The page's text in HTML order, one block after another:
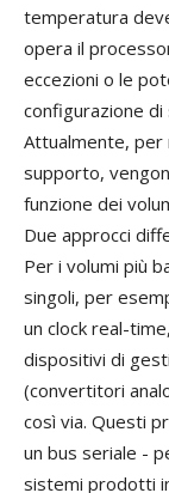
temperatura
opera il
eccezioni o le
configurazione di
Attualmente, per
supporto,
funzione dei
Due approcci
Per i volumi più
singoli, per
un clock real-
dispositivi di
(convertitori
così via. Questi
un bus seriale -
sistemi prodotti